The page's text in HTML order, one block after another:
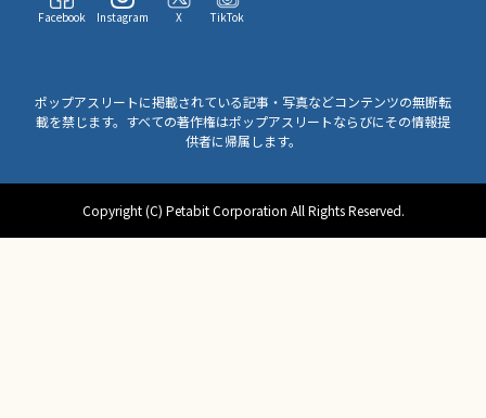
Facebook Instagram X TikTok
ポップアスリートに掲載されている記事・写真などコンテンツの無断転
載を禁じます。すべての著作権はポップアスリートならびにその情報提
供者に帰属します。
Copyright (C) Petabit Corporation All Rights Reserved.